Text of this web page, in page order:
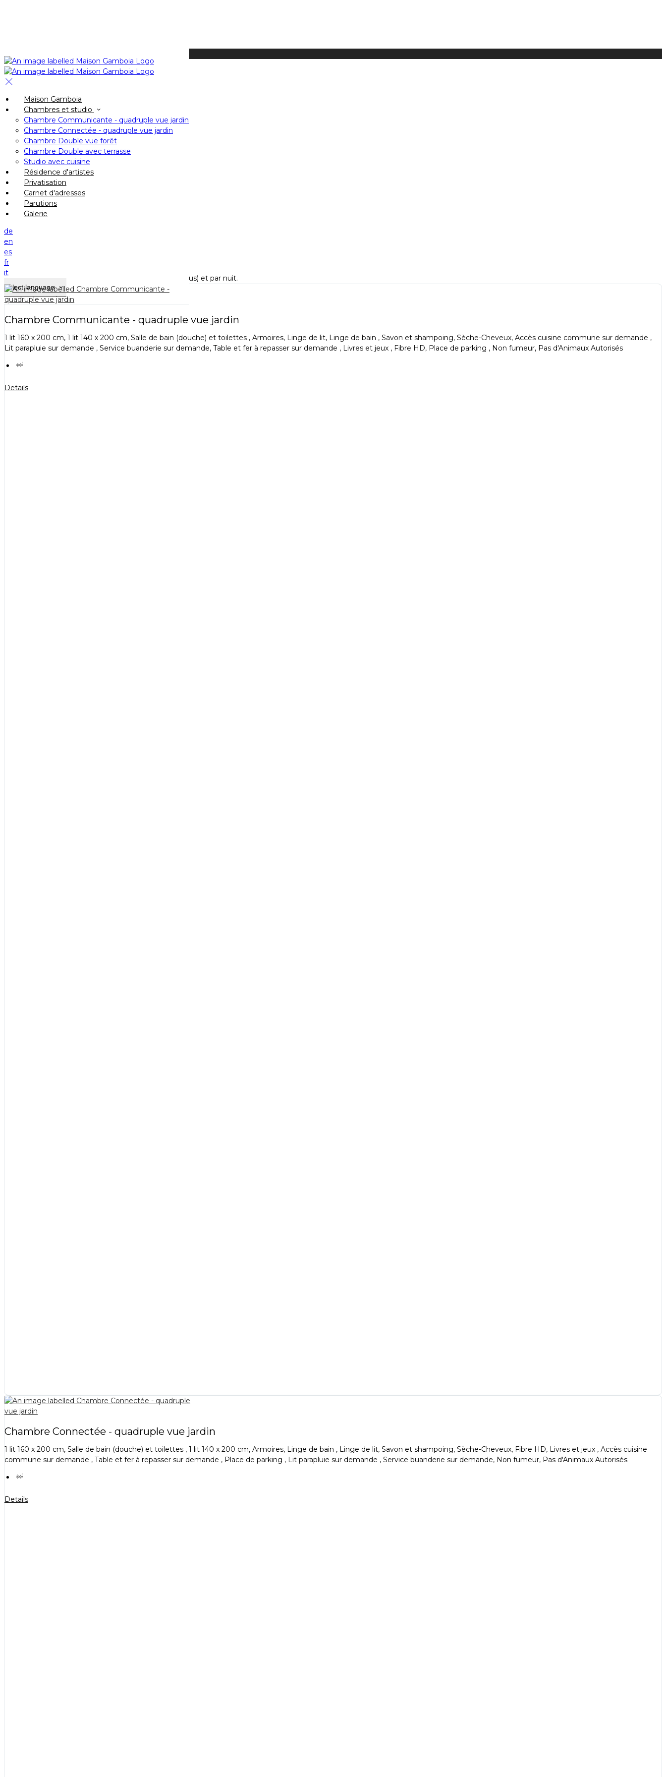
Maison Gamboia
Chambres et studio
Chambre Communicante - quadruple vue jardin
Chambre Connectée - quadruple vue jardin
Chambre Double vue forêt
Chambre Double avec terrasse
Studio avec cuisine
Résidence d'artistes
Privatisation
Carnet d'adresses
Parutions
Galerie
de
en
es
fr
it
Select language
Book your stay
Check Out
Adults
Children
+
Le tarif par chambre comprend le petit-déjeuner ;
Le prix affiché est TTC (TVA 10%) ;
Hors taxe de séjour : 1.15 euros par adulte (18 ans et plus) et par nuit.
Chambre Communicante - quadruple vue jardin
1 lit 160 x 200 cm, 1 lit 140 x 200 cm, Salle de bain (douche) et toilettes , Armoires, Linge de lit, Linge de bain , Savon et shampoing, Sèche-Cheveux, Accès cuisine commune sur demande ,
Lit parapluie sur demande , Service buanderie sur demande, Table et fer à repasser sur demande , Livres et jeux , Fibre HD, Place de parking , Non fumeur, Pas d'Animaux Autorisés
Details
Chambre Connectée - quadruple vue jardin
1 lit 160 x 200 cm, Salle de bain (douche) et toilettes , 1 lit 140 x 200 cm, Armoires, Linge de bain , Linge de lit, Savon et shampoing, Sèche-Cheveux, Fibre HD, Livres et jeux , Accès cuisine
commune sur demande , Table et fer à repasser sur demande , Place de parking , Lit parapluie sur demande , Service buanderie sur demande, Non fumeur, Pas d'Animaux Autorisés
Details